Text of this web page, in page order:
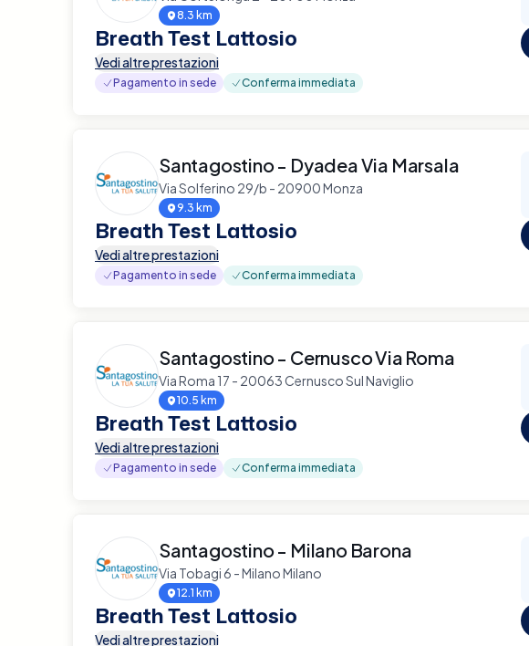
8.3 km
Breath Test Lattosio
Vedi altre prestazioni
Pagamento in sede Conferma immediata
Santagostino - Dyadea Via Marsala
Via Solferino 29/b - 20900 Monza
9.3 km
Breath Test Lattosio
Vedi altre prestazioni
Pagamento in sede Conferma immediata
Santagostino - Cernusco Via Roma
Via Roma 17 - 20063 Cernusco Sul Naviglio
10.5 km
Breath Test Lattosio
Vedi altre prestazioni
Pagamento in sede Conferma immediata
Santagostino - Milano Barona
Via Tobagi 6 - Milano Milano
12.1 km
Breath Test Lattosio
Vedi altre prestazioni